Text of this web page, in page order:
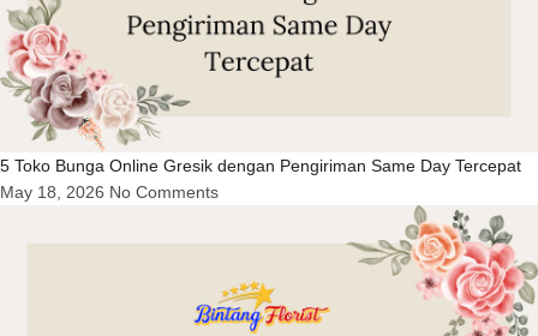
5 Toko Bunga Online Gresik dengan Pengiriman Same Day Tercepat
May 18, 2026 No Comments